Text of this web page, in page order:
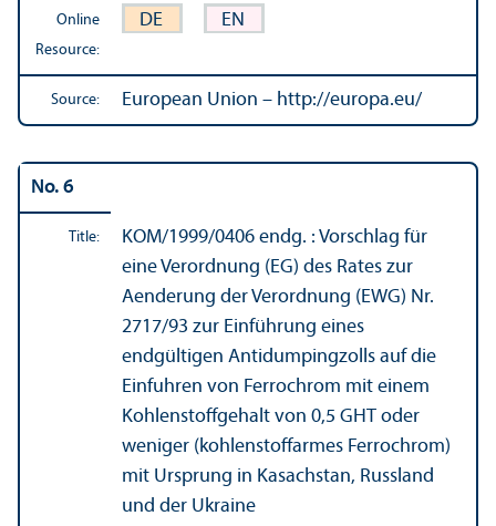
Online
Resource:
DE EN
Source: European Union – http://europa.eu/
No. 6
Title: KOM/1999/0406 endg. : Vorschlag für
eine Verordnung (EG) des Rates zur
Aenderung der Verordnung (EWG) Nr.
2717/93 zur Einführung eines
endgültigen Antidumpingzolls auf die
Einfuhren von Ferrochrom mit einem
Kohlenstoffgehalt von 0,5 GHT oder
weniger (kohlenstoffarmes Ferrochrom)
mit Ursprung in Kasachstan, Russland
und der Ukraine